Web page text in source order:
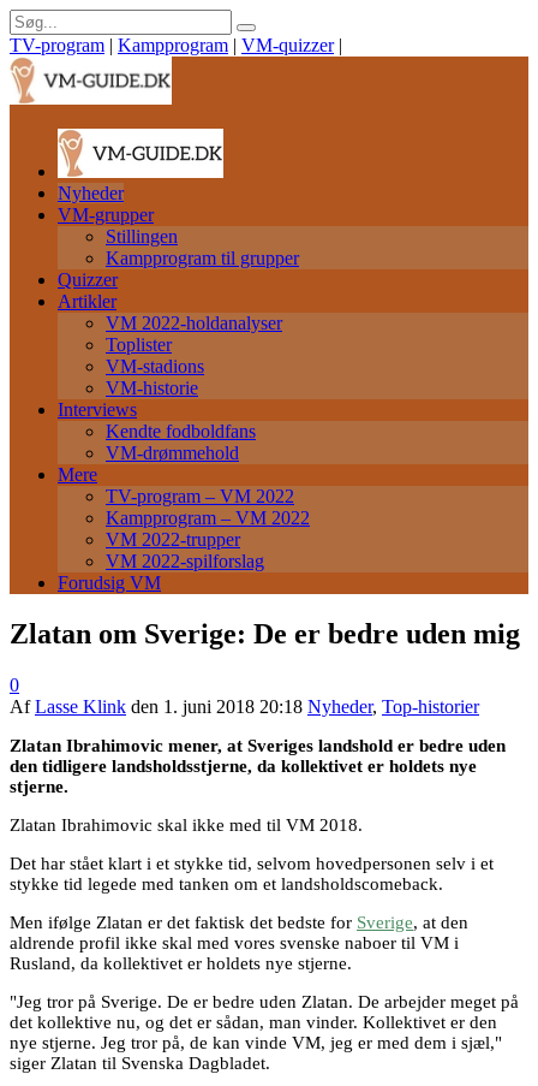
TV-program | Kampprogram | VM-quizzer |
Nyheder
VM-grupper
Stillingen
Kampprogram til grupper
Quizzer
Artikler
VM 2022-holdanalyser
Toplister
VM-stadions
VM-historie
Interviews
Kendte fodboldfans
VM-drømmehold
Mere
TV-program – VM 2022
Kampprogram – VM 2022
VM 2022-trupper
VM 2022-spilforslag
Forudsig VM
Zlatan om Sverige: De er bedre uden mig
0
AfLasse Klink den 1. juni 2018 20:18 Nyheder, Top-historier
Zlatan Ibrahimovic mener, at Sveriges landshold er bedre uden
den tidligere landsholdsstjerne, da kollektivet er holdets nye
stjerne.
Zlatan Ibrahimovic skal ikke med til VM 2018.
Det har stået klart i et stykke tid, selvom hovedpersonen selv i et
stykke tid legede med tanken om et landsholdscomeback.
Men ifølge Zlatan er det faktisk det bedste for Sverige, at den
aldrende profil ikke skal med vores svenske naboer til VM i
Rusland, da kollektivet er holdets nye stjerne.
"Jeg tror på Sverige. De er bedre uden Zlatan. De arbejder meget på
det kollektive nu, og det er sådan, man vinder. Kollektivet er den
nye stjerne. Jeg tror på, de kan vinde VM, jeg er med dem i sjæl,"
siger Zlatan til Svenska Dagbladet.